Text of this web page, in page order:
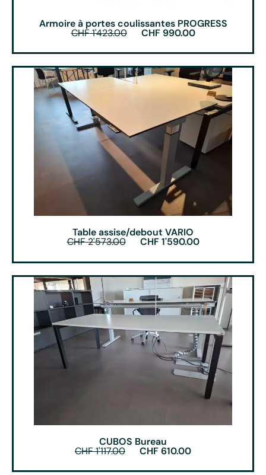
Armoire à portes coulissantes PROGRESS
CHF1'423.00 CHF990.00
Table assise/debout VARIO
CHF2'573.00 CHF1'590.00
CUBOS Bureau
CHF1'117.00 CHF610.00